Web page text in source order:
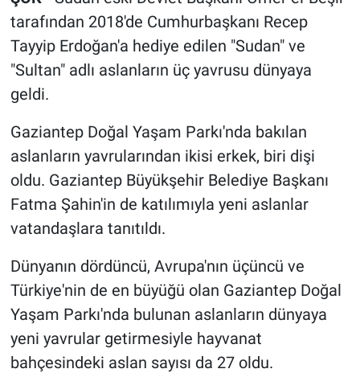
tarafından 2018'de Cumhurbaşkanı Recep
Tayyip Erdoğan'a hediye edilen "Sudan" ve
"Sultan" adlı aslanların üç yavrusu dünyaya
geldi.
Gaziantep Doğal Yaşam Parkı'nda bakılan
aslanların yavrularından ikisi erkek, biri dişi
oldu. Gaziantep Büyükşehir Belediye Başkanı
Fatma Şahin'in de katılımıyla yeni aslanlar
vatandaşlara tanıtıldı.
Dünyanın dördüncü, Avrupa'nın üçüncü ve
Türkiye'nin de en büyüğü olan Gaziantep Doğal
Yaşam Parkı'nda bulunan aslanların dünyaya
yeni yavrular getirmesiyle hayvanat
bahçesindeki aslan sayısı da 27 oldu.